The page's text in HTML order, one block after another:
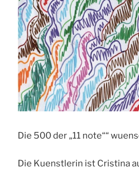
Die 500 der „11 note““
Die Kuenstlerin ist Cristina